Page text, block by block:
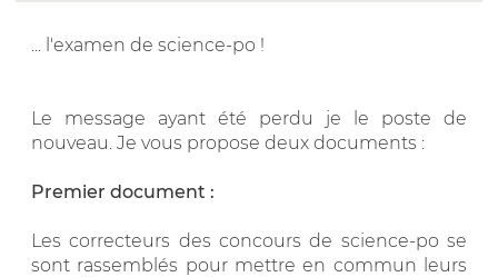
... l'examen de science-po !
Le message ayant été perdu je le poste de
nouveau. Je vous propose deux documents :
Premier document :
Les correcteurs des concours de science-po se
sont rassemblés pour mettre en commun leurs